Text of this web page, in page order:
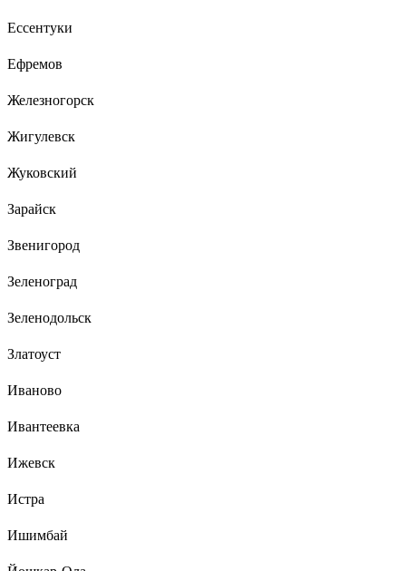
Ессентуки
Ефремов
Железногорск
Жигулевск
Жуковский
Зарайск
Звенигород
Зеленоград
Зеленодольск
Златоуст
Иваново
Ивантеевка
Ижевск
Истра
Ишимбай